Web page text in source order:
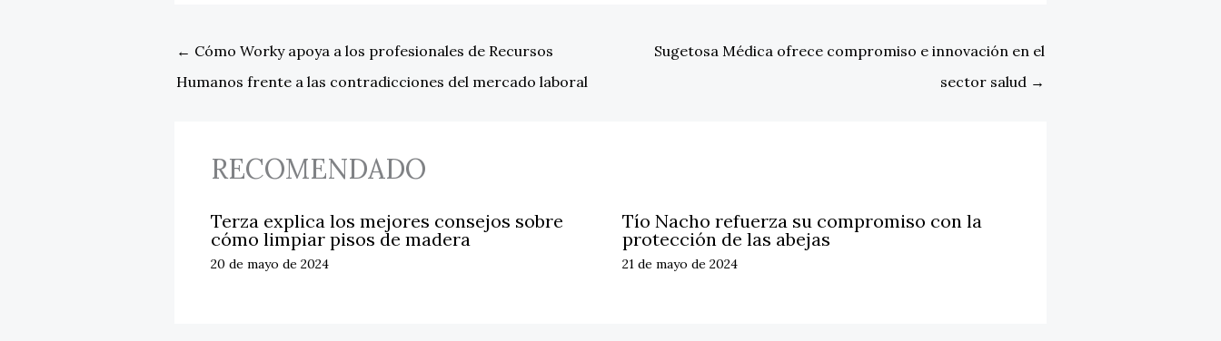
← Cómo Worky apoya a los profesionales de Recursos
Humanos frente a las contradicciones del mercado laboral
Sugetosa Médica ofrece compromiso e innovación en el
sector salud →
RECOMENDADO
Terza explica los mejores consejos sobre
cómo limpiar pisos de madera
20 de mayo de 2024
Tío Nacho refuerza su compromiso con la
protección de las abejas
21 de mayo de 2024